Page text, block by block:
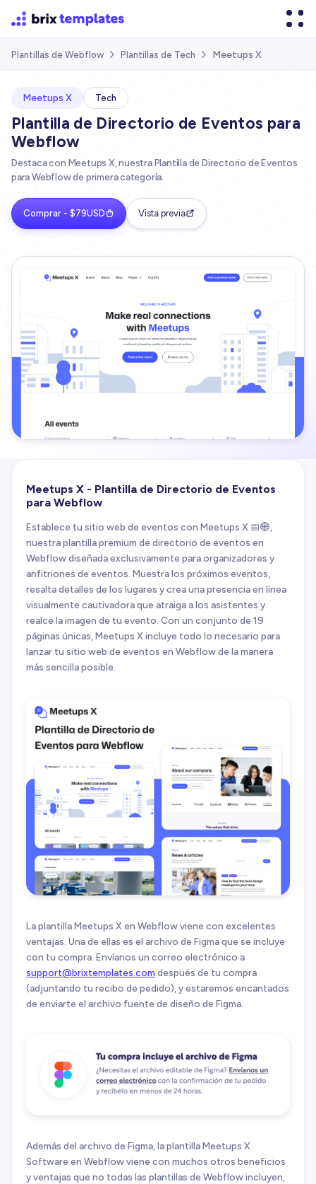
Plantillas de Webflow  Plantillas de Tech  Meetups X
Meetups X Tech
Plantilla de Directorio de Eventos para
Webflow
Destaca con Meetups X, nuestra Plantilla de Directorio de Eventos
para Webflow de primera categoría.
Comprar - $79USD Vista previa
Meetups X - Plantilla de Directorio de Eventos
para Webflow
Establece tu sitio web de eventos con Meetups X 📅🌐,
nuestra plantilla premium de directorio de eventos en
Webflow diseñada exclusivamente para organizadores y
anfitriones de eventos. Muestra los próximos eventos,
resalta detalles de los lugares y crea una presencia en línea
visualmente cautivadora que atraiga a los asistentes y
realce la imagen de tu evento. Con un conjunto de 19
páginas únicas, Meetups X incluye todo lo necesario para
lanzar tu sitio web de eventos en Webflow de la manera
más sencilla posible.
La plantilla Meetups X en Webflow viene con excelentes
ventajas. Una de ellas es el archivo de Figma que se incluye
con tu compra. Envíanos un correo electrónico a
support@brixtemplates.com después de tu compra
(adjuntando tu recibo de pedido), y estaremos encantados
de enviarte el archivo fuente de diseño de Figma.
Además del archivo de Figma, la plantilla Meetups X
Software en Webflow viene con muchos otros beneficios
y ventajas que no todas las plantillas de Webflow incluyen,